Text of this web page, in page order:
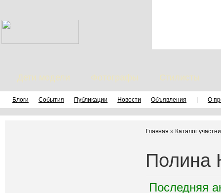
Дети модели Фотографы Стилисты
Блоги События Публикации Новости Объявления О
Главная » Каталог
Полина
Последняя